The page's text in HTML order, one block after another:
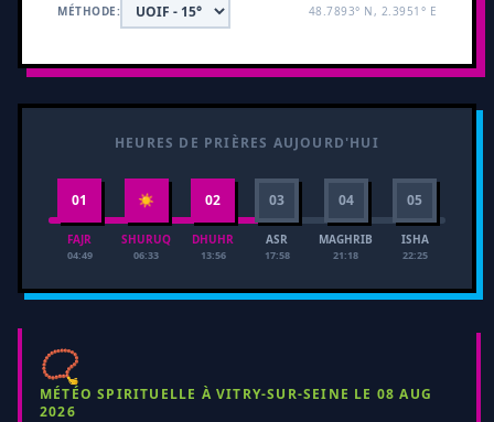
MÉTHODE: 48.7893° N, 2.3951° E
HEURES DE PRIÈRES AUJOURD'HUI
01
FAJR
04:49
☀
SHURUQ
06:33
02
DHUHR
13:56
03
ASR
17:58
04
MAGHRIB
21:18
05
ISHA
22:25
📿
MÉTÉO SPIRITUELLE À VITRY-SUR-SEINE LE 08 AUG
2026